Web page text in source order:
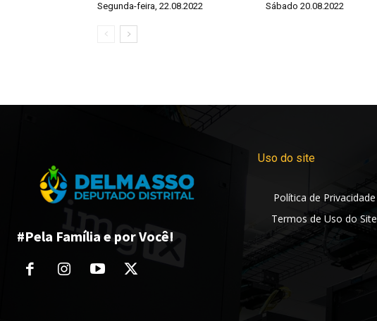
Segunda-feira, 22.08.2022 Sábado 20.08.2022
#Pela Família e por Você!
Uso do site
Política de Privacidade
Termos de Uso do Site